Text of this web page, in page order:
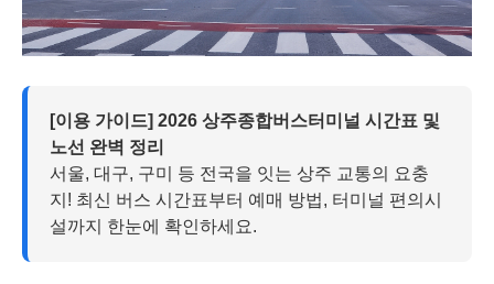
[이용 가이드] 2026 상주종합버스터미널 시간표 및
노선 완벽 정리
서울, 대구, 구미 등 전국을 잇는 상주 교통의 요충
지! 최신 버스 시간표부터 예매 방법, 터미널 편의시
설까지 한눈에 확인하세요.